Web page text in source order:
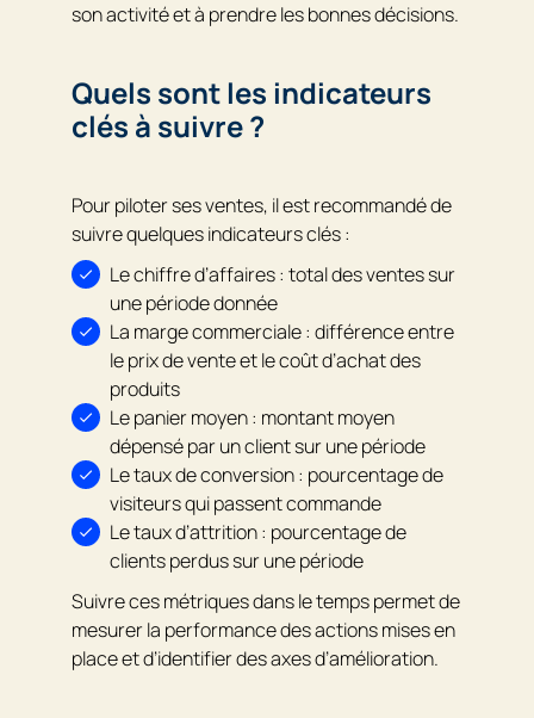
son activité et à prendre les bonnes décisions.
Quels sont les indicateurs
clés à suivre ?
Pour piloter ses ventes, il est recommandé de
suivre quelques indicateurs clés :
Le chiffre d’affaires : total des ventes sur
une période donnée
La marge commerciale : différence entre
le prix de vente et le coût d’achat des
produits
Le panier moyen : montant moyen
dépensé par un client sur une période
Le taux de conversion : pourcentage de
visiteurs qui passent commande
Le taux d’attrition : pourcentage de
clients perdus sur une période
Suivre ces métriques dans le temps permet de
mesurer la performance des actions mises en
place et d’identifier des axes d’amélioration.